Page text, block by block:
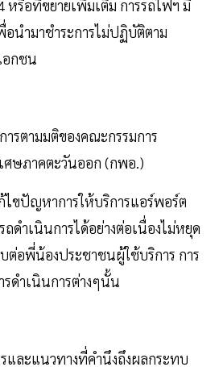
รือที่ขยายเพิ่มเติม การรถไฟฯ มี
นำมาชำระการไม่ปฏิบัติตาม
อกชน
ารตามมติของคณะกรรมการ
ษภาคตะวันออก (กพอ.)
ไขปัญหาการให้บริการแอร์พอร์ต
ถดำเนินการได้อย่างต่อเนื่องไม่หยุด
ต่อพี่น้องประชาชนผู้ใช้บริการ การ
ดำเนินการต่างๆนั้น
และแนวทางที่คำนึงถึงผลกระทบ